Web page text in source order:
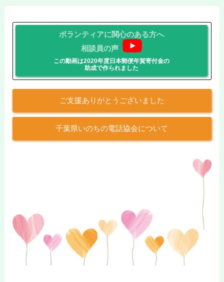
ボランティアに関心のある方へ
相談員の声
この動画は2020年度日本郵便年賀寄付金の
助成で作られました
ご支援ありがとうございました
千葉県いのちの電話協会について